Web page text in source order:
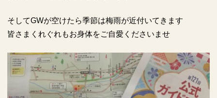
そしてGWが空けたら季節は梅雨が近付いてきます
皆さまくれぐれもお身体をご自愛くださいませ